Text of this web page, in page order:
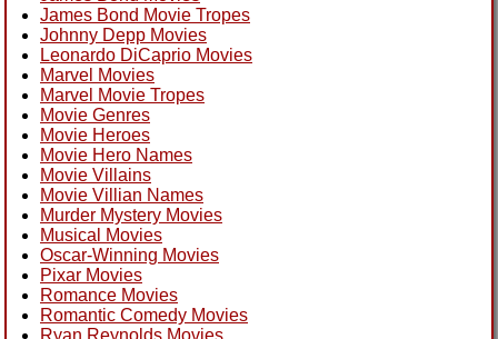
James Bond Movie Tropes
Johnny Depp Movies
Leonardo DiCaprio Movies
Marvel Movies
Marvel Movie Tropes
Movie Genres
Movie Heroes
Movie Hero Names
Movie Villains
Movie Villian Names
Murder Mystery Movies
Musical Movies
Oscar-Winning Movies
Pixar Movies
Romance Movies
Romantic Comedy Movies
Ryan Reynolds Movies